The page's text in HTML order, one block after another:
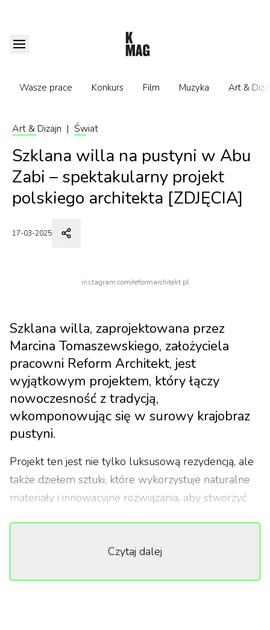
Wasze prace Konkurs Film Muzyka Art &
Art & Dizajn | Świat
Szklana willa na pustyni w Abu
Zabi – spektakularny projekt
polskiego architekta [ZDJĘCIA]
17-03-2025
instagram.com/reformarchitekt.pl
Szklana willa, zaprojektowana przez
Marcina Tomaszewskiego, założyciela
pracowni Reform Architekt, jest
wyjątkowym projektem, który łączy
nowoczesność z tradycją,
wkomponowując się w surowy krajobraz
pustyni.
Projekt ten jest nie tylko luksusową rezydencją, ale
także dziełem sztuki, które wykorzystuje naturalne
materiały i innowacyjne rozwiązania, aby stworzyć
harmonię z otoczeniem. Willa charakteryzuje się
kontrastują z naturalnymi skałami pustyni, tworząc
Czytaj dalej